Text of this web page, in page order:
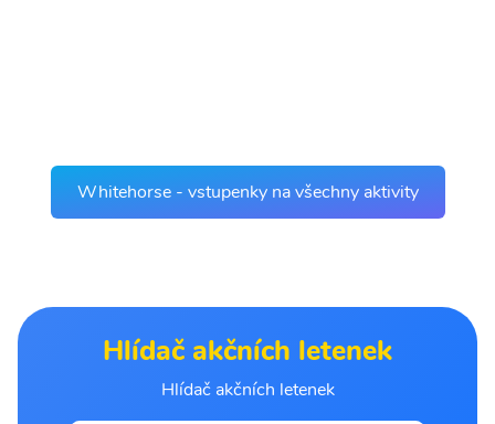
Whitehorse - vstupenky na všechny aktivity
Hlídač akčních letenek
Hlídač akčních letenek